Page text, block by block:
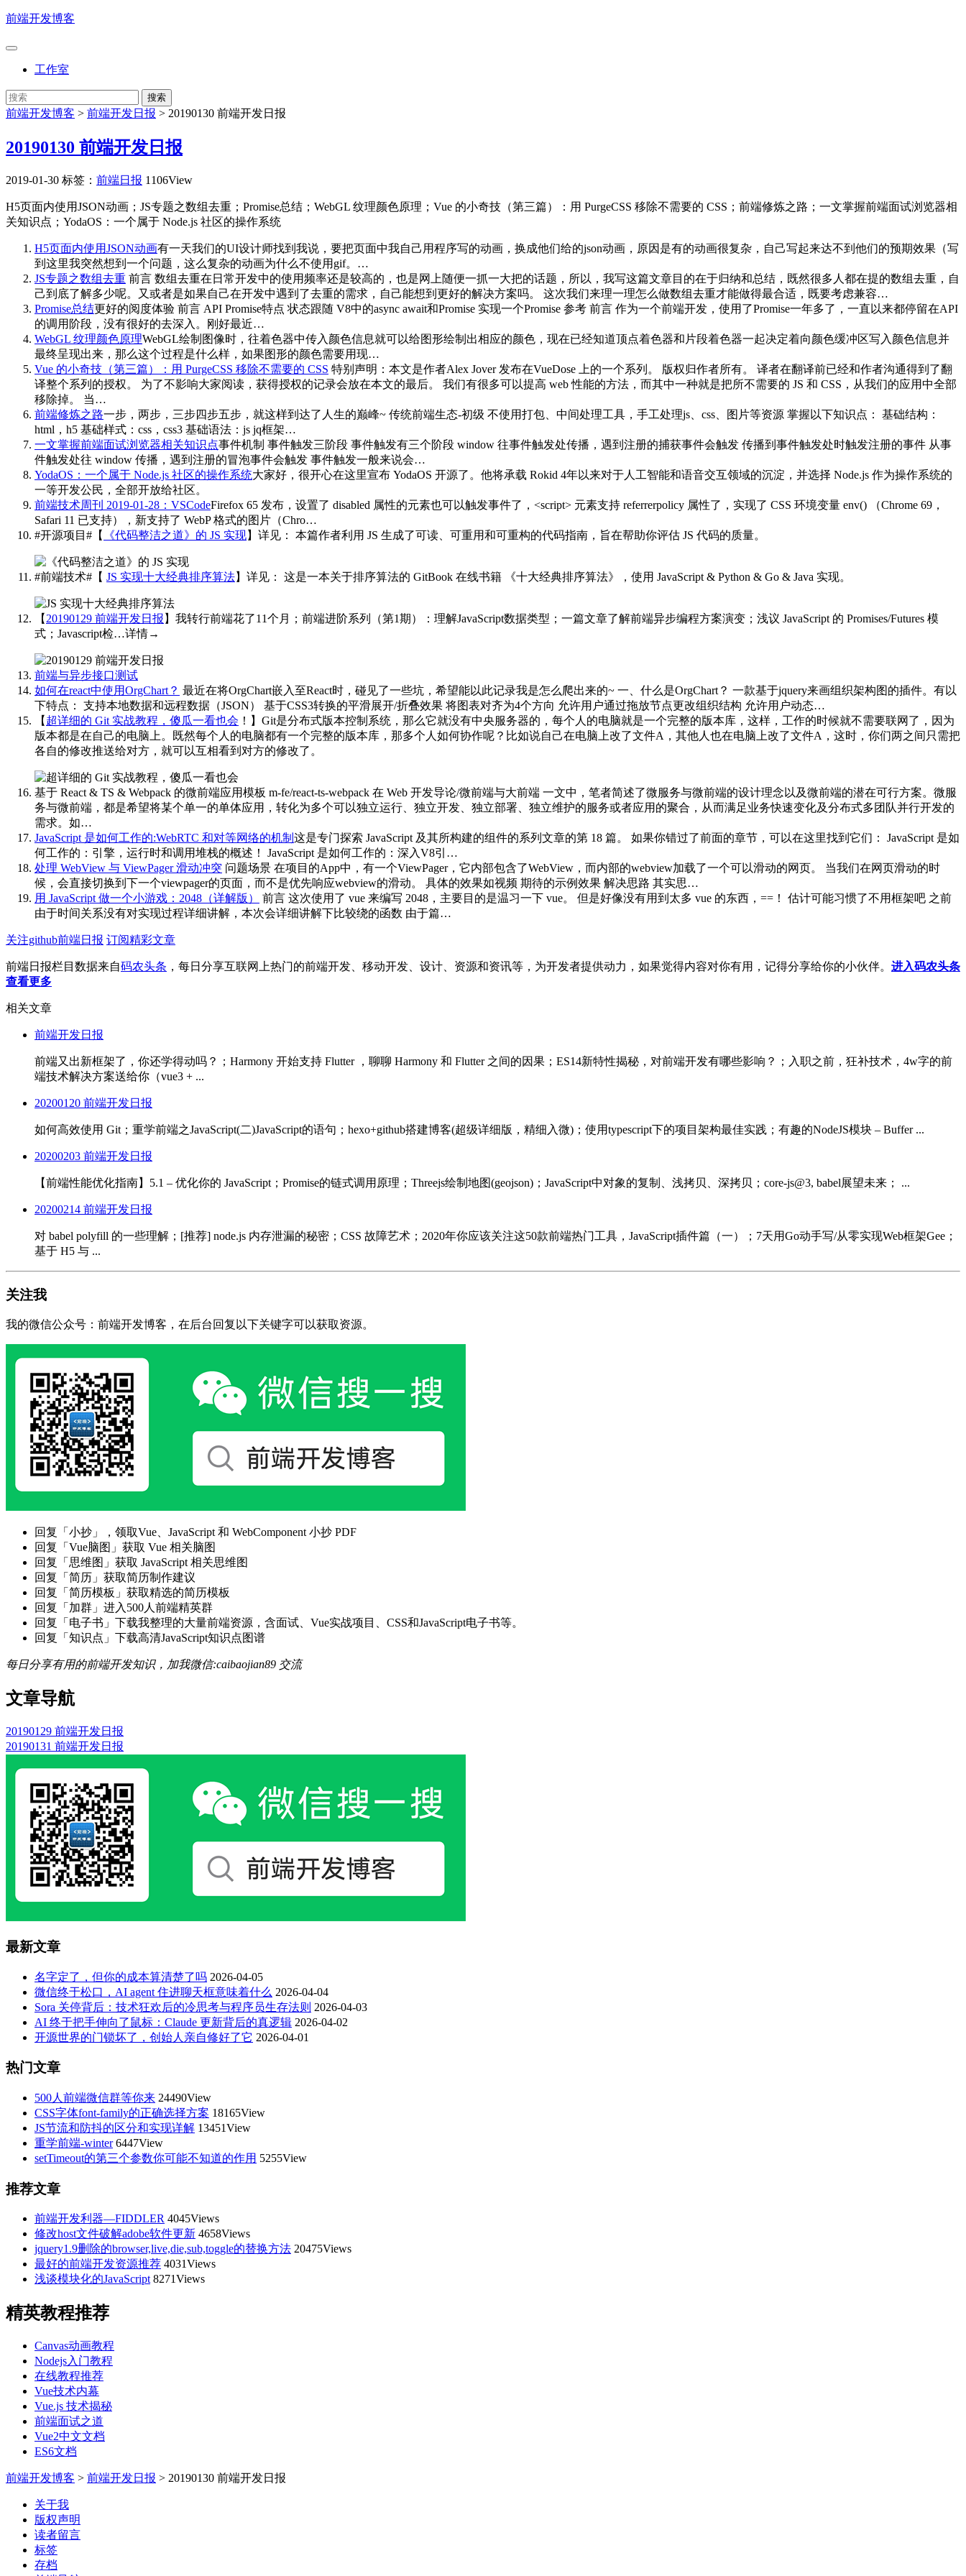
前端开发博客
工作室
前端开发博客 > 前端开发日报 > 20190130 前端开发日报
20190130 前端开发日报
2019-01-30 标签： 前端日报 1106View
H5页面内使用JSON动画；JS专题之数组去重；Promise总结；WebGL 纹理颜色原理；Vue 的小奇技（第三篇）：用 PurgeCSS 移除不需要的 CSS；前端修炼之路；一文掌握前端面试浏览器相
关知识点；YodaOS：一个属于 Node.js 社区的操作系统
H5页面内使用JSON动画有一天我们的UI设计师找到我说，要把页面中我自己用程序写的动画，换成他们给的json动画，原因是有的动画很复杂，自己写起来达不到他们的预期效果（写
到这里我突然想到一个问题，这么复杂的动画为什么不使用gif。…
JS专题之数组去重 前言 数组去重在日常开发中的使用频率还是较高的，也是网上随便一抓一大把的话题，所以，我写这篇文章目的在于归纳和总结，既然很多人都在提的数组去重，自
己到底了解多少呢。又或者是如果自己在开发中遇到了去重的需求，自己能想到更好的解决方案吗。 这次我们来理一理怎么做数组去重才能做得最合适，既要考虑兼容…
Promise总结更好的阅度体验 前言 API Promise特点 状态跟随 V8中的async await和Promise 实现一个Promise 参考 前言 作为一个前端开发，使用了Promise一年多了，一直以来都停留在API
的调用阶段，没有很好的去深入。刚好最近…
WebGL 纹理颜色原理WebGL绘制图像时，往着色器中传入颜色信息就可以给图形绘制出相应的颜色，现在已经知道顶点着色器和片段着色器一起决定着向颜色缓冲区写入颜色信息并
最终呈现出来，那么这个过程是什么样，如果图形的颜色需要用现…
Vue 的小奇技（第三篇）：用 PurgeCSS 移除不需要的 CSS 特别声明：本文是作者Alex Jover 发布在VueDose 上的一个系列。 版权归作者所有。 译者在翻译前已经和作者沟通得到了翻
译整个系列的授权。 为了不影响大家阅读，获得授权的记录会放在本文的最后。 我们有很多可以提高 web 性能的方法，而其中一种就是把所不需要的 JS 和 CSS，从我们的应用中全部
移除掉。 当…
前端修炼之路一步，两步，三步四步五步，就这样到达了人生的巅峰~ 传统前端生态-初级 不使用打包、中间处理工具，手工处理js、css、图片等资源 掌握以下知识点： 基础结构：
html，h5 基础样式：css，css3 基础语法：js jq框架…
一文掌握前端面试浏览器相关知识点事件机制 事件触发三阶段 事件触发有三个阶段 window 往事件触发处传播，遇到注册的捕获事件会触发 传播到事件触发处时触发注册的事件 从事
件触发处往 window 传播，遇到注册的冒泡事件会触发 事件触发一般来说会…
YodaOS：一个属于 Node.js 社区的操作系统大家好，很开心在这里宣布 YodaOS 开源了。他将承载 Rokid 4年以来对于人工智能和语音交互领域的沉淀，并选择 Node.js 作为操作系统的
一等开发公民，全部开放给社区。
前端技术周刊 2019-01-28：VSCodeFirefox 65 发布，设置了 disabled 属性的元素也可以触发事件了，<script> 元素支持 referrerpolicy 属性了，实现了 CSS 环境变量 env() （Chrome 69，
Safari 11 已支持），新支持了 WebP 格式的图片（Chro…
#开源项目#【
《代码整洁之道》的 JS 实现】详见： 本篇作者利用 JS 生成了可读、可重用和可重构的代码指南，旨在帮助你评估 JS 代码的质量。 ​​​
#前端技术#【 JS 实现十大经典排序算法】详见： 这是一本关于排序算法的 GitBook 在线书籍 《十大经典排序算法》，使用 JavaScript & Python & Go & Java 实现。 ​​​
【 20190129 前端开发日报 】我转行前端花了11个月；前端进阶系列（第1期）：理解JavaScript数据类型；一篇文章了解前端异步编程方案演变；浅议 JavaScript 的 Promises/Futures 模
式；Javascript检…详情→
前端与异步接口测试
如何在react中使用OrgChart？ 最近在将OrgChart嵌入至React时，碰见了一些坑，希望能以此记录我是怎么爬出来的~ 一、什么是OrgChart？ 一款基于jquery来画组织架构图的插件。有以
下特点： 支持本地数据和远程数据（JSON） 基于CSS3转换的平滑展开/折叠效果 将图表对齐为4个方向 允许用户通过拖放节点更改组织结构 允许用户动态…
【 超详细的 Git 实战教程，傻瓜一看也会 ！】Git是分布式版本控制系统，那么它就没有中央服务器的，每个人的电脑就是一个完整的版本库，这样，工作的时候就不需要联网了，因为
版本都是在自己的电脑上。既然每个人的电脑都有一个完整的版本库，那多个人如何协作呢？比如说自己在电脑上改了文件A，其他人也在电脑上改了文件A，这时，你们两之间只需把
各自的修改推送给对方，就可以互相看到对方的修改了。
基于 React & TS & Webpack 的微前端应用模板 m-fe/react-ts-webpack 在 Web 开发导论/微前端与大前端 一文中，笔者简述了微服务与微前端的设计理念以及微前端的潜在可行方案。微服
务与微前端，都是希望将某个单一的单体应用，转化为多个可以独立运行、独立开发、独立部署、独立维护的服务或者应用的聚合，从而满足业务快速变化及分布式多团队并行开发的
需求。如…
JavaScript 是如何工作的:WebRTC 和对等网络的机制 这是专门探索 JavaScript 及其所构建的组件的系列文章的第 18 篇。 如果你错过了前面的章节，可以在这里找到它们： JavaScript 是如
何工作的：引擎，运行时和调用堆栈的概述！ JavaScript 是如何工作的：深入V8引…
处理 WebView 与 ViewPager 滑动冲突 问题场景 在项目的App中，有一个ViewPager，它内部包含了WebView，而内部的webview加载了一个可以滑动的网页。 当我们在网页滑动的时
候，会直接切换到下一个viewpager的页面，而不是优先响应webview的滑动。 具体的效果如视频 期待的示例效果 解决思路 其实思…
用 JavaScript 做一个小游戏：2048（详解版）
前言 这次使用了 vue 来编写 2048，主要目的是温习一下 vue。 但是好像没有用到太多 vue 的东西，==！ 估计可能习惯了不用框架吧 之前
由于时间关系没有对实现过程详细讲解，本次会详细讲解下比较绕的函数 由于篇…
关注github前端日报 订阅精彩文章
前端日报栏目数据来自码农头条 ，每日分享互联网上热门的前端开发、移动开发、设计、资源和资讯等，为开发者提供动力，如果觉得内容对你有用，记得分享给你的小伙伴。 进入码农头条
查看更多
相关文章
前端开发日报
前端又出新框架了，你还学得动吗？；Harmony 开始支持 Flutter ，聊聊 Harmony 和 Flutter 之间的因果；ES14新特性揭秘，对前端开发有哪些影响？；入职之前，狂补技术，4w字的前
端技术解决方案送给你（vue3 + ...
20200120 前端开发日报
如何高效使用 Git；重学前端之JavaScript(二)JavaScript的语句；hexo+github搭建博客(超级详细版，精细入微)；使用typescript下的项目架构最佳实践；有趣的NodeJS模块 – Buffer ...
20200203 前端开发日报
【前端性能优化指南】5.1 – 优化你的 JavaScript；Promise的链式调用原理；Threejs绘制地图(geojson)；JavaScript中对象的复制、浅拷贝、深拷贝；core-js@3, babel展望未来； ...
20200214 前端开发日报
对 babel polyfill 的一些理解；[推荐] node.js 内存泄漏的秘密；CSS 故障艺术；2020年你应该关注这50款前端热门工具，JavaScript插件篇（一）；7天用Go动手写/从零实现Web框架Gee；
基于 H5 与 ...
关注我
我的微信公众号：前端开发博客，在后台回复以下关键字可以获取资源。
回复「小抄」，领取Vue、JavaScript 和 WebComponent 小抄 PDF
回复「Vue脑图」获取 Vue 相关脑图
回复「思维图」获取 JavaScript 相关思维图
回复「简历」获取简历制作建议
回复「简历模板」获取精选的简历模板
回复「加群」进入500人前端精英群
回复「电子书」下载我整理的大量前端资源，含面试、Vue实战项目、CSS和JavaScript电子书等。
回复「知识点」下载高清JavaScript知识点图谱
每日分享有用的前端开发知识，加我微信:caibaojian89 交流
文章导航
20190129 前端开发日报
20190131 前端开发日报
最新文章
名字定了，但你的成本算清楚了吗 2026-04-05
微信终于松口，AI agent 住进聊天框意味着什么 2026-04-04
Sora 关停背后：技术狂欢后的冷思考与程序员生存法则 2026-04-03
AI 终于把手伸向了鼠标：Claude 更新背后的真逻辑 2026-04-02
开源世界的门锁坏了，创始人亲自修好了它 2026-04-01
热门文章
500人前端微信群等你来 24490View
CSS字体font-family的正确选择方案 18165View
JS节流和防抖的区分和实现详解 13451View
重学前端-winter6447View
setTimeout的第三个参数你可能不知道的作用 5255View
推荐文章
前端开发利器—FIDDLER 4045Views
修改host文件破解adobe软件更新 4658Views
jquery1.9删除的browser,live,die,sub,toggle的替换方法 20475Views
最好的前端开发资源推荐 4031Views
浅谈模块化的JavaScript 8271Views
精英教程推荐
Canvas动画教程
Nodejs入门教程
在线教程推荐
Vue技术内幕
Vue.js 技术揭秘
前端面试之道
Vue2中文文档
ES6文档
前端开发博客 > 前端开发日报 > 20190130 前端开发日报
关于我
版权声明
读者留言
标签
存档